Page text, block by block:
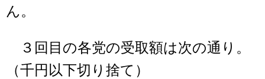
ん。
３回目の各党の受取額は次の通り。
（千円以下切り捨て）